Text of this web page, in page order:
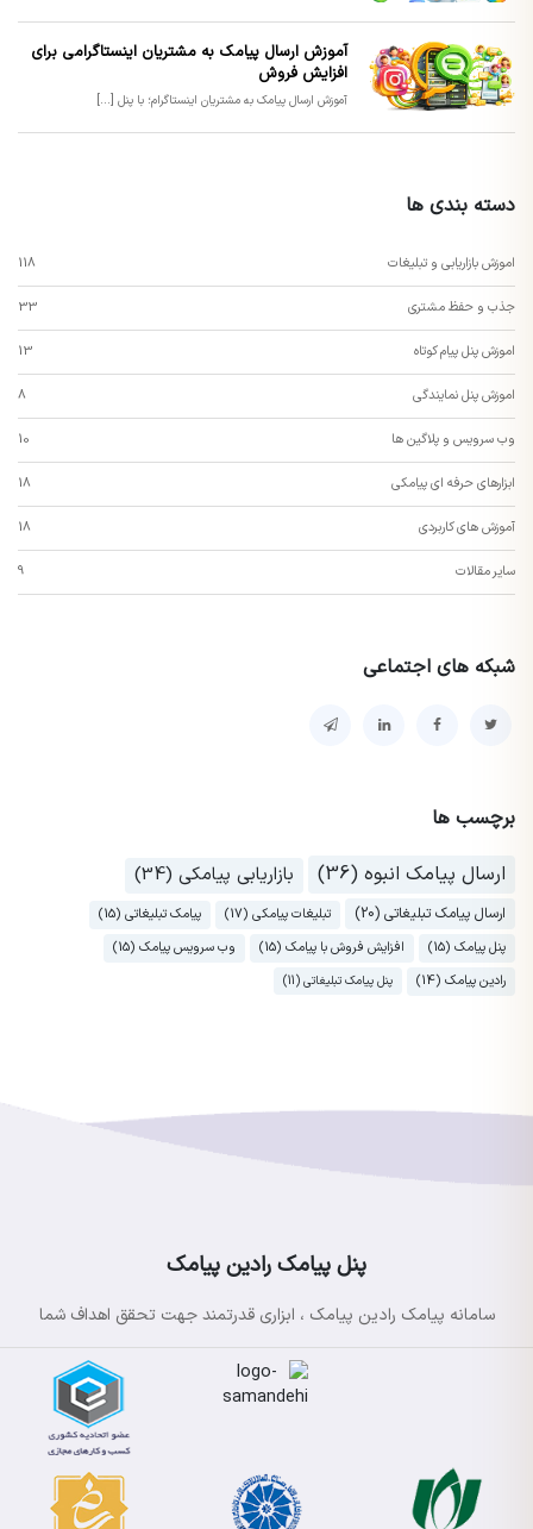
آموزش ارسال پیامک به مشتریان اینستاگرامی برای
افزایش فروش
آموزش ارسال پیامک به مشتریان اینستاگرام؛ با پنل [...]
دسته بندی ها
اموزش بازاریابی و تبلیغات 118
جذب و حفظ مشتری 33
اموزش پنل پیام کوتاه 13
اموزش پنل نمایندگی 8
وب سرویس و پلاگین ها 10
ابزارهای حرفه ای پیامکی 18
آموزش های کاربردی 18
سایر مقالات 9
شبکه های اجتماعی
برچسب ها
ارسال پیامک انبوه (36)
بازاریابی پیامکی (34)
ارسال پیامک تبلیغاتی (20) تبلیغات پیامکی (17)
پیامک تبلیغاتی (15)
پنل پیامک (15)
افزایش فروش با پیامک (15)
وب سرویس پیامک (15)
رادین پیامک (14)
پنل پیامک تبلیغاتی (11)
پنل پیامک رادین پیامک
سامانه پیامک رادین پیامک ، ابزاری قدرتمند جهت تحقق اهداف شما